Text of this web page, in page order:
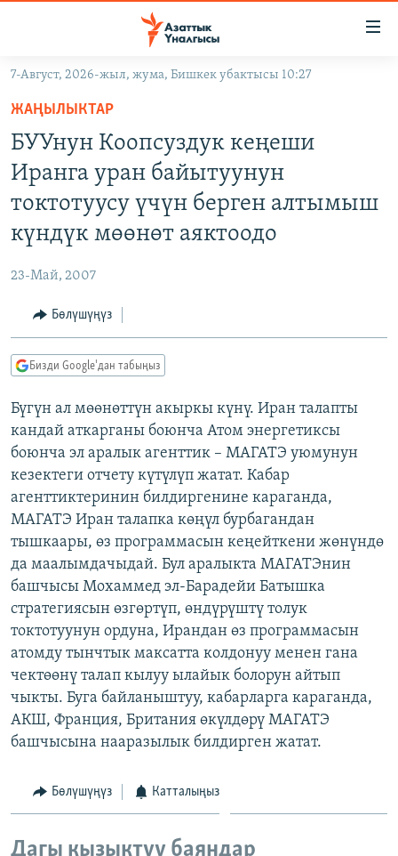
Навигацияга
өтүңүз
Издөөгө
салыңызКЫРГЫЗСТАН
УКРАИНА
ЭКСПЕРТТЕР ТАЛДАЙТ
БИЗ ЖАНА ДҮЙНӨ
ЭЖЕ-СИҢДИЛЕР
АЗАТТЫК+
ЫҢГАЙСЫЗ СУРООЛОР
ПОДКАСТ
ӨЗГӨЧӨ ПИКИР
Русский
ОНЛАЙН ШЕРИНЕ
ЭЕ/АРнун бардык сайттары
7-Август, 2026-жыл, жума, Бишкек убактысы 10:27
ЖАҢЫЛЫКТАР
БУУнун Коопсуздук кеңеши
Иранга уран байытуунун
токтотуусу үчүн берген алтымыш
күндүк мөөнөт аяктоодо
23-Май, 2007
Бөлүшүңүз
Бизди Google'дан табыңыз
Бүгүн ал мөөнөттүн акыркы күнү. Иран талапты
кандай аткарганы боюнча Атом энергетиксы
боюнча эл аралык агенттик – МАГАТЭ уюмунун
кезектеги отчету күтүлүп жатат. Кабар
агенттиктеринин билдиргенине караганда,
МАГАТЭ Иран талапка көңүл бурбагандан
тышкаары, өз программасын кеңейткени жөнүндө
да маалымдачыдай. Бул аралыкта МАГАТЭнин
башчысы Мохаммед эл-Барадейи Батышка
стратегиясын өзгөртүп, өндүрүштү толук
токтотуунун ордуна, Ирандан өз программасын
атомду тынчтык максатта колдонуу менен гана
чектөөнү талап кылуу ылайык болорун айтып
чыкты. Буга байланыштуу, кабарларга караганда,
АКШ, Франция, Британия өкүлдөрү МАГАТЭ
башчысына нааразылык билдирген жатат.
Бөлүшүңүз Катталыңыз
Дагы кызыктуу баяндар